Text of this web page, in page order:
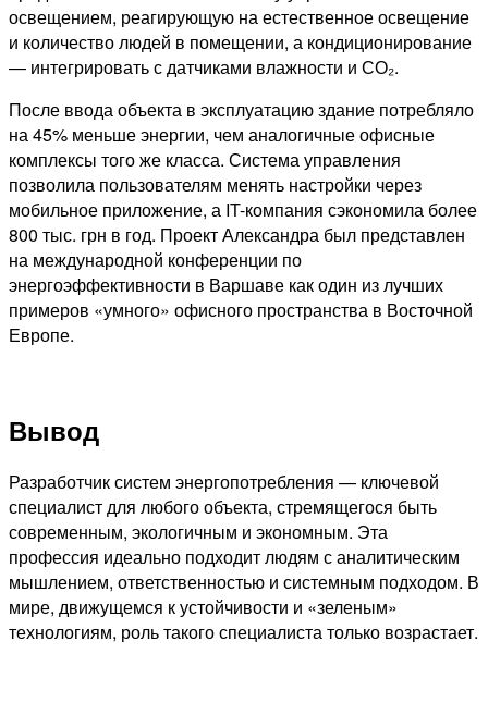
освещением, реагирующую на естественное освещение
и количество людей в помещении, а кондиционирование
— интегрировать с датчиками влажности и СО₂.
После ввода объекта в эксплуатацию здание потребляло
на 45% меньше энергии, чем аналогичные офисные
комплексы того же класса. Система управления
позволила пользователям менять настройки через
мобильное приложение, а IT-компания сэкономила более
800 тыс. грн в год. Проект Александра был представлен
на международной конференции по
энергоэффективности в Варшаве как один из лучших
примеров «умного» офисного пространства в Восточной
Европе.
Вывод
Разработчик систем энергопотребления — ключевой
специалист для любого объекта, стремящегося быть
современным, экологичным и экономным. Эта
профессия идеально подходит людям с аналитическим
мышлением, ответственностью и системным подходом. В
мире, движущемся к устойчивости и «зеленым»
технологиям, роль такого специалиста только возрастает.